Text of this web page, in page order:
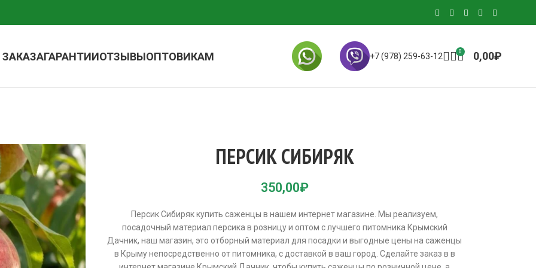
ГАРАНТИИОТЗЫВЫОПТОВИКАМ +7 (978) 259-63-12 0 0,00₽
ПЕРСИК СИБИРЯК
350,00₽
Персик Сибиряк купить саженцы в нашем интернет магазине. Мы реализуем,
посадочный материал персика в розницу и оптом с лучшего питомника Крымский
Дачник, наш магазин, это отборный материал для посадки и выгодные цены на саженцы
в Крыму непосредственно от питомника, с доставкой в ваш город. Сделайте заказ в в